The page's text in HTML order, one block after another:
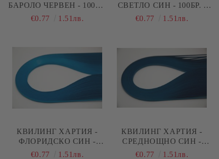
БАРОЛО ЧЕРВЕН - 100БР.
- 35СМ.
€0.77 1.51лв.
СВЕТЛО СИН - 100БР. -
35СМ.
€0.77 1.51лв.
КВИЛИНГ ХАРТИЯ -
ФЛОРИДСКО СИН -
100БР. - 35СМ.
€0.77 1.51лв.
КВИЛИНГ ХАРТИЯ -
СРЕДНОЩНО СИН -
100БР. - 35СМ.
€0.77 1.51лв.